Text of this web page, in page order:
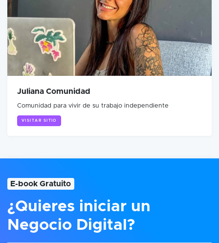
Juliana Comunidad
Comunidad para vivir de su trabajo independiente
VISITAR SITIO
E-book Gratuito
¿Quieres iniciar un
Negocio Digital?